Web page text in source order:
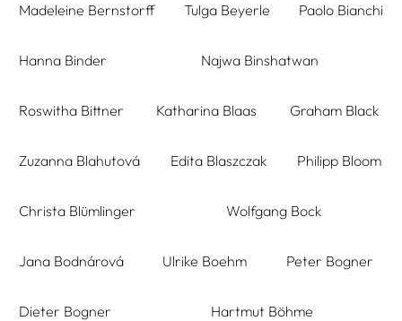
Madeleine Bernstorff Tulga Beyerle Paolo Bianchi
Hanna Binder Najwa Binshatwan
Roswitha Bittner Katharina Blaas Graham Black
Zuzanna Blahutová Edita Blaszczak Philipp Bloom
Christa Blümlinger Wolfgang Bock
Jana Bodnárová Ulrike Boehm Peter Bogner
Dieter Bogner Hartmut Böhme